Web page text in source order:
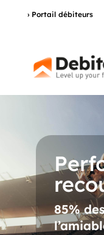
› Portail débiteurs
85%